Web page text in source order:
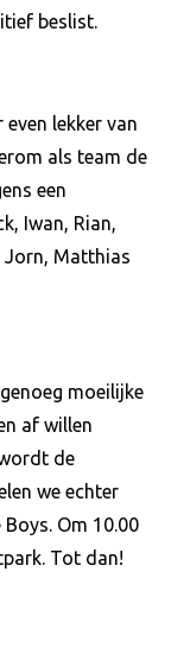
beslist.
lekker van
als team de
een
Iwan, Rian,
Jorn, Matthias
moeilijke
af willen
de
we echter
Om 10.00
Tot dan!